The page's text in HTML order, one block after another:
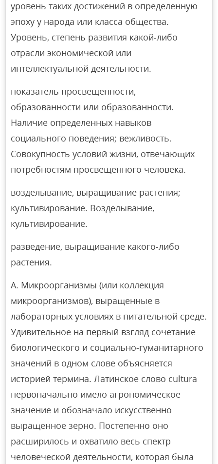
уровень таких достижений в определенную
эпоху у народа или класса общества.
Уровень, степень развития какой-либо
отрасли экономической или
интеллектуальной деятельности.
показатель просвещенности,
образованности или образованности.
Наличие определенных навыков
социального поведения; вежливость.
Совокупность условий жизни, отвечающих
потребностям просвещенного человека.
возделывание, выращивание растения;
культивирование. Возделывание,
культивирование.
разведение, выращивание какого-либо
растения.
A. Микроорганизмы (или коллекция
микроорганизмов), выращенные в
лабораторных условиях в питательной среде.
Удивительное на первый взгляд сочетание
биологического и социально-гуманитарного
значений в одном слове объясняется
историей термина. Латинское слово cultura
первоначально имело агрономическое
значение и обозначало искусственно
выращенное зерно. Постепенно оно
расширилось и охватило весь спектр
человеческой деятельности, которая была